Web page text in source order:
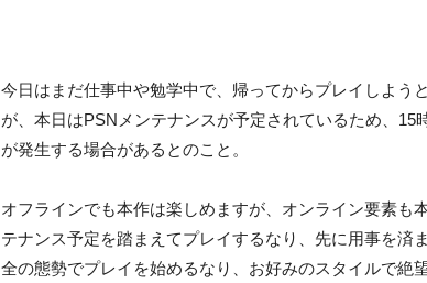
今日はまだ仕事中や勉学中で、帰ってからプレイしよう
が、本日はPSNメンテナンスが予定されているため、15
が発生する場合があるとのこと。
オフラインでも本作は楽しめますが、オンライン要素も
テナンス予定を踏まえてプレイするなり、先に用事を済
全の態勢でプレイを始めるなり、お好みのスタイルで絶